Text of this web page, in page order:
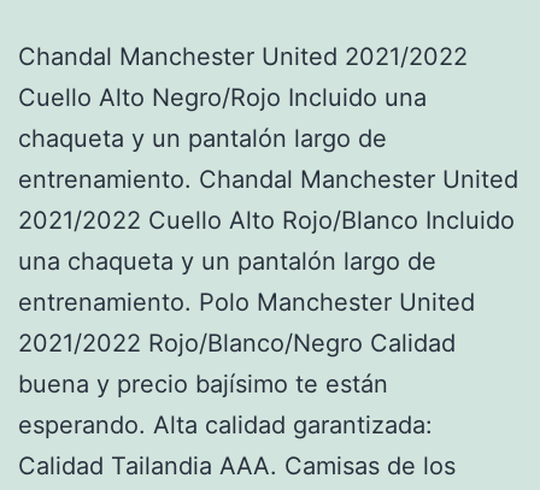
Chandal Manchester United 2021/2022
Cuello Alto Negro/Rojo Incluido una
chaqueta y un pantalón largo de
entrenamiento. Chandal Manchester United
2021/2022 Cuello Alto Rojo/Blanco Incluido
una chaqueta y un pantalón largo de
entrenamiento. Polo Manchester United
2021/2022 Rojo/Blanco/Negro Calidad
buena y precio bajísimo te están
esperando. Alta calidad garantizada:
Calidad Tailandia AAA. Camisas de los